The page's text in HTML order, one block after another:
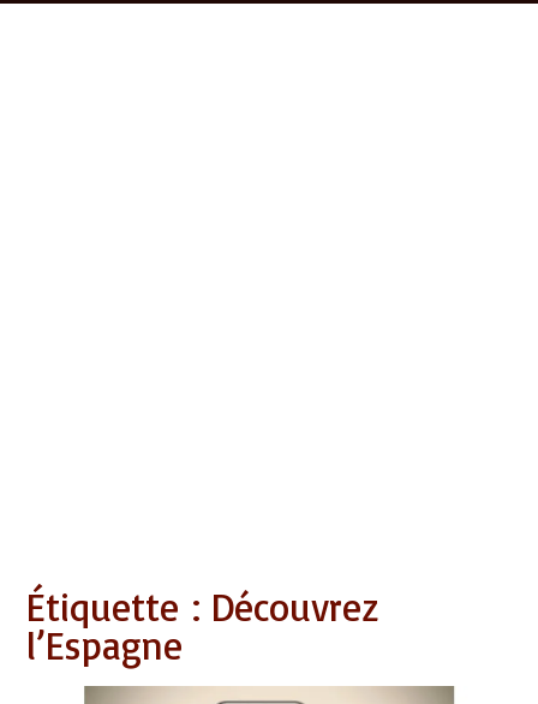
Étiquette : Découvrez
l’Espagne